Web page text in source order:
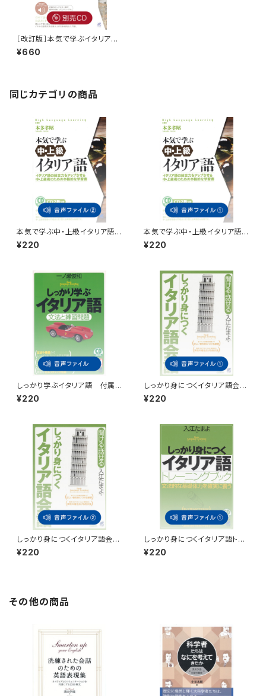
［改訂版］本気で学ぶイタリア
語 別売CD（3枚セット）
¥660
同じカテゴリの商品
本気で学ぶ中・上級イタリア語
付属音声2
¥220
本気で学ぶ中・上級イタリア語
付属音声1
¥220
しっかり学ぶイタリア語 付属
音声
¥220
しっかり身につくイタリア語会
話 付属音声1
¥220
しっかり身につくイタリア語会
話 付属音声2
¥220
しっかり身につくイタリア語トレ
ーニングブック 付属音声1
¥220
その他の商品